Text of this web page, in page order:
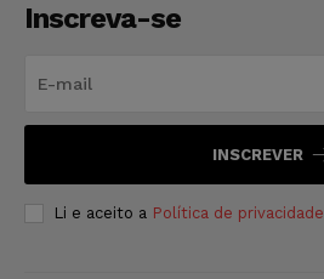
Inscreva-se
INSCREVER
Li e aceito a Política de privacidade